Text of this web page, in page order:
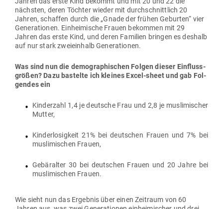
nächsten, deren Töchter wieder mit durch­schnittlich 20
Jahren, schaffen durch die „Gnade der frühen Geburten“ vier
Gene­ra­tionen. Ein­hei­mische Frauen bekommen mit 29
Jahren das erste Kind, und deren Familien bringen es deshalb
auf nur stark zwei­einhalb Generationen.
Was sind nun die demo­gra­phi­schen Folgen dieser Ein­fluss­
größen? Dazu bas­telte ich kleines Excel-sheet und gab Fol­
gendes ein
Kin­derzahl 1,4 je deutsche Frau und 2,8 je mus­li­mi­scher
Mutter,
Kin­der­lo­sigkeit 21% bei deut­schen Frauen und 7% bei
mus­li­mi­schen Frauen,
Gebär­alter 30 bei deut­schen Frauen und 20 Jahre bei
mus­li­mi­schen Frauen.
Wie sieht nun das Ergebnis über einen Zeitraum von 60